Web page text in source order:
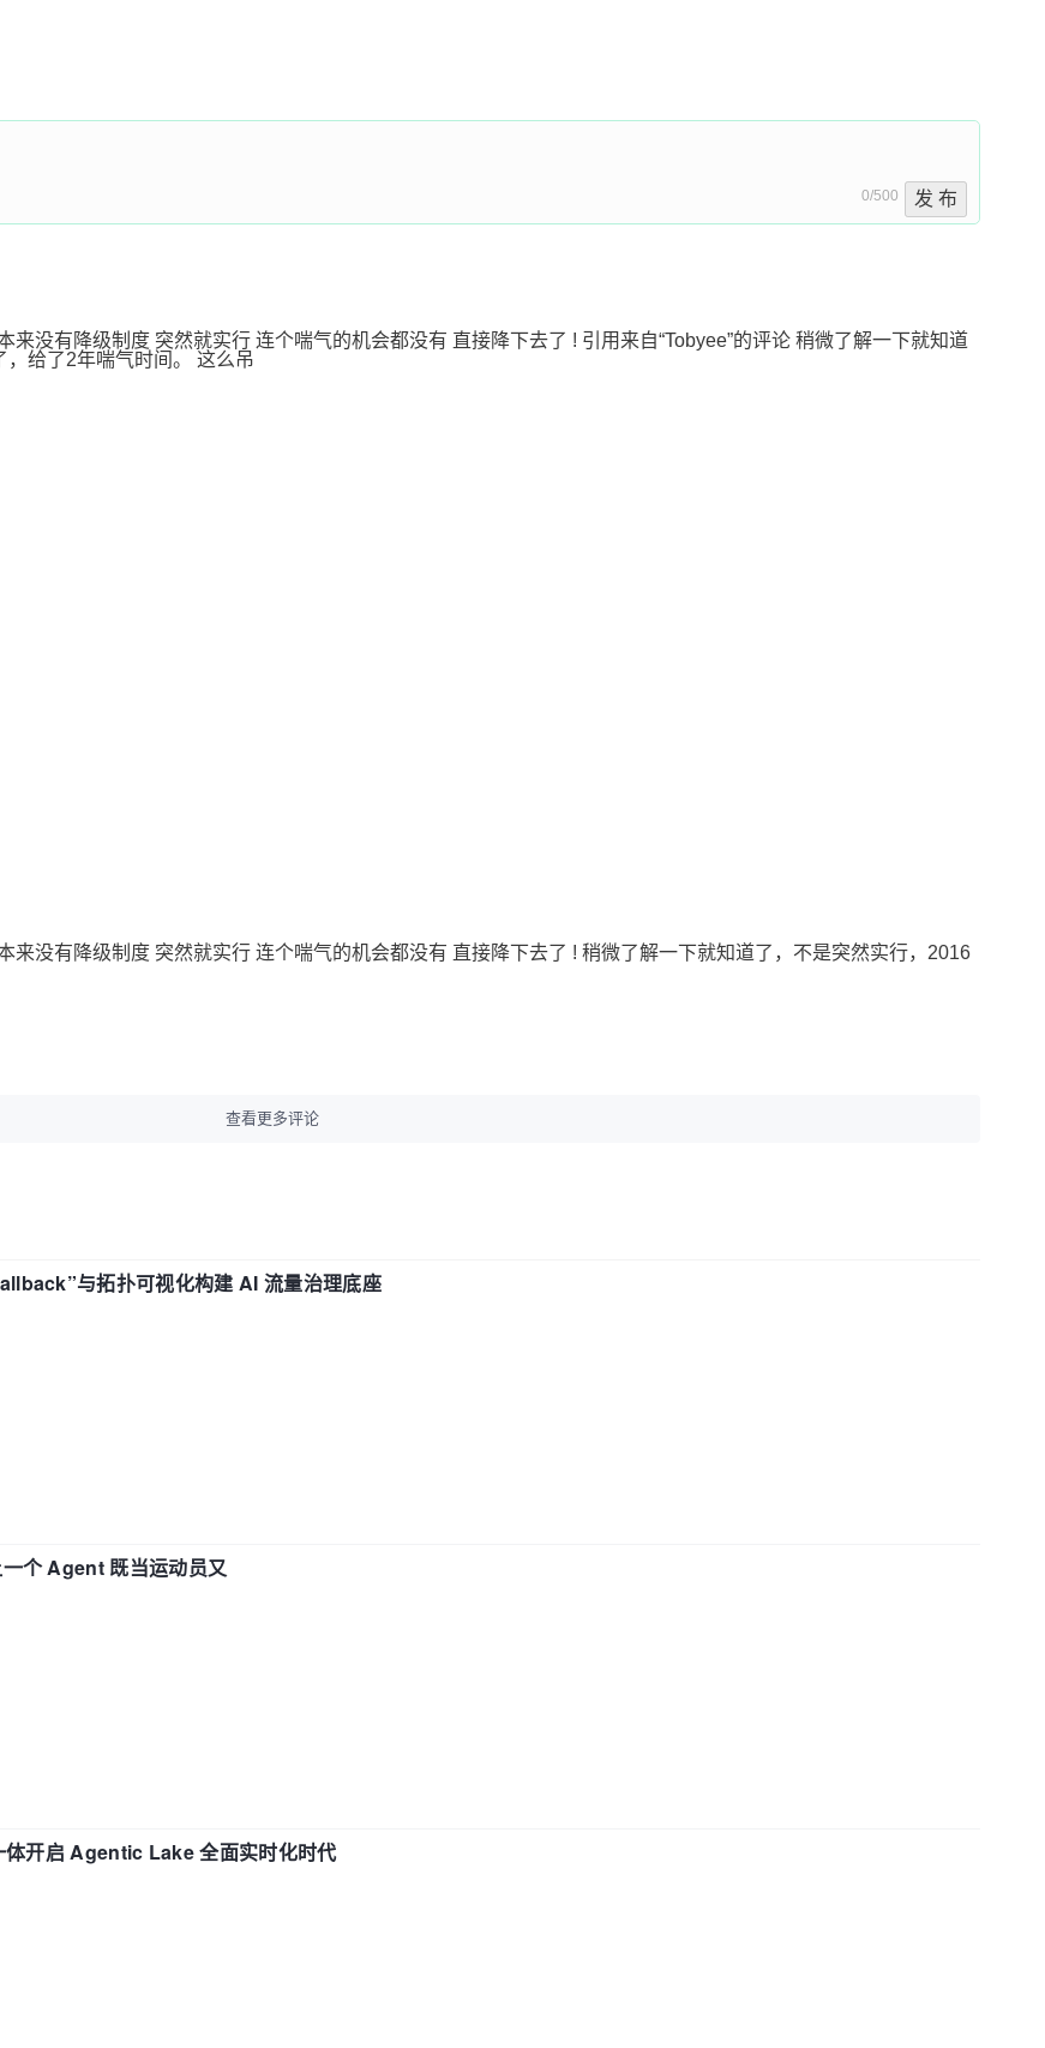
0/500 发 布
来没有降级制度 突然就实行 连个喘气的机会都没有 直接降下去了 ! 引用来自“Tobyee”的评论 稍微了解一下就知道
给了2年喘气时间。 这么吊
来没有降级制度 突然就实行 连个喘气的机会都没有 直接降下去了 ! 稍微了解一下就知道了，不是突然实行，2016
查看更多评论
与拓扑可视化构建 AI 流量治理底座
个 Agent 既当运动员又
开启 Agentic Lake 全面实时化时代